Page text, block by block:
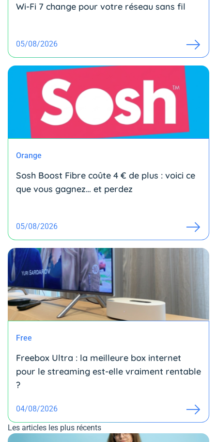
Wi-Fi 7 change pour votre réseau sans fil
05/08/2026
Orange
Sosh Boost Fibre coûte 4 € de plus : voici ce
que vous gagnez… et perdez
05/08/2026
Free
Freebox Ultra : la meilleure box internet
pour le streaming est-elle vraiment rentable
?
04/08/2026
Les articles les plus récents